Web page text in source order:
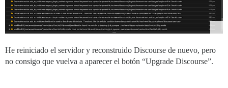
He reiniciado el servidor y reconstruido Discourse de nuevo, pero
no consigo que vuelva a aparecer el botón “Upgrade Discourse”.